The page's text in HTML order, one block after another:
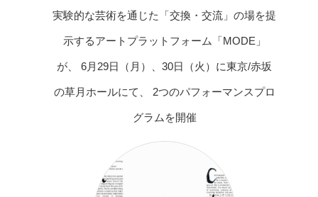
実験的な芸術を通じた「交換・交流」の場を提
示するアートプラットフォーム「MODE」
が、 6月29日（月）、30日（火）に東京/赤坂
の草月ホールにて、 2つのパフォーマンスプロ
グラムを開催